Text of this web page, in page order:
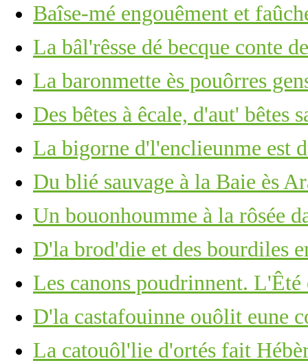
Baîse-mé engouêment et
La bâl'rêsse dé becque conte
La baronmette ès pouôrres
Des bêtes à êcale, d'aut' bêtes
La bigorne d'l'enclieunme est
Du blié sauvage à la Baie ès
Un bouonhoumme à la rôsée
D'la brod'die et des bourdiles
Les canons poudrinnent.
D'la castafouinne ouôlit eune
La catouôl'lie d'ortés fait